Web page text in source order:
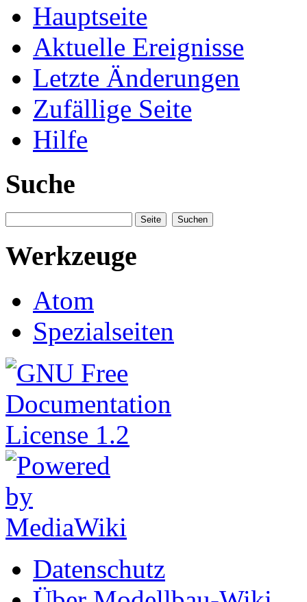
Hauptseite
Aktuelle Ereignisse
Letzte Änderungen
Zufällige Seite
Hilfe
Suche
Werkzeuge
Atom
Spezialseiten
Datenschutz